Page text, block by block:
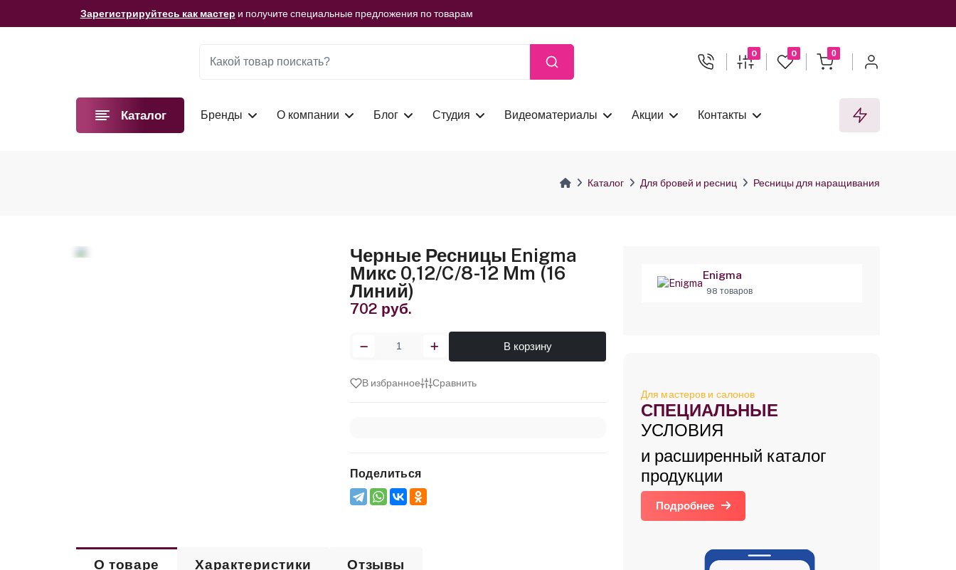
Зарегистрируйтесь как мастер и получите специальные предложения по товарам
Мы подготовили для вас видеоматериалы! Смотреть сейчас
0 0 0
Каталог Бренды О компании Блог Студия Видеоматериалы Акции Контакты
Каталог Для бровей и ресниц Ресницы для наращивания
Черные Ресницы Enigma
Микс 0,12/C/8-12 Mm (16
Линий)
702 руб.
В корзину
В избранное Сравнить
Поделиться
О товаре Характеристики Отзывы
Enigma
98 товаров
Для мастеров и салонов
СПЕЦИАЛЬНЫЕ
УСЛОВИЯ
и расширенный каталог
продукции
Подробнее